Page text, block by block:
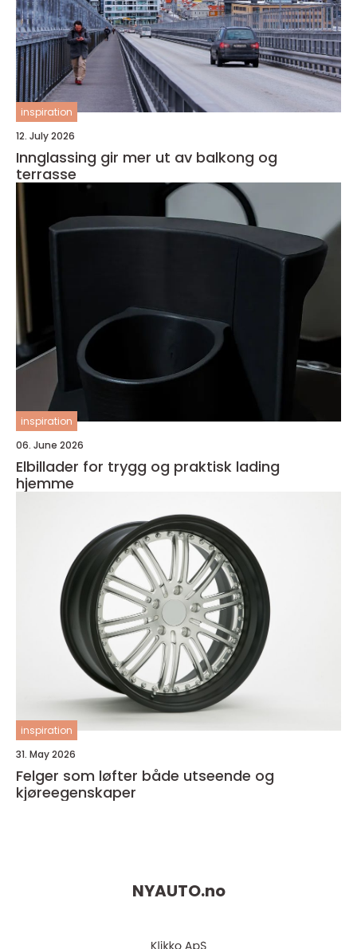
inspiration
12. July 2026
Innglassing gir mer ut av balkong og
terrasse
inspiration
06. June 2026
Elbillader for trygg og praktisk lading
hjemme
inspiration
31. May 2026
Felger som løfter både utseende og
kjøreegenskaper
NYAUTO.no